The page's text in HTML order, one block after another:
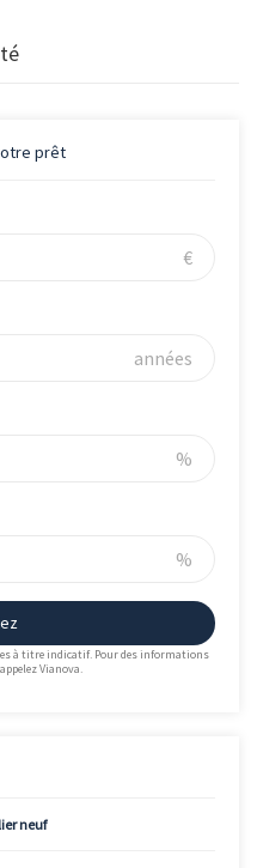
prêt
€
années
%
%
à titre indicatif. Pour des informations
Vianova.
neuf